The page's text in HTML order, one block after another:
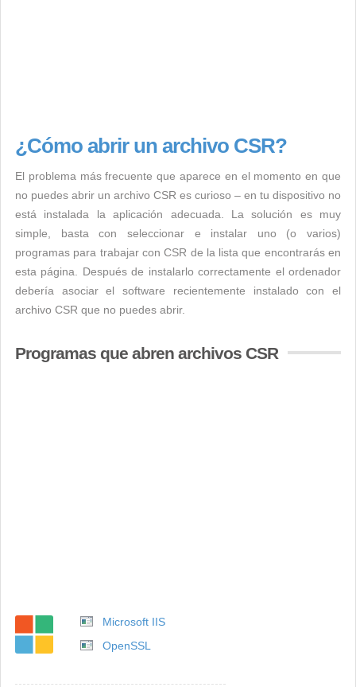
¿Cómo abrir un archivo CSR?
El problema más frecuente que aparece en el momento en que
no puedes abrir un archivo CSR es curioso – en tu dispositivo no
está instalada la aplicación adecuada. La solución es muy
simple, basta con seleccionar e instalar uno (o varios)
programas para trabajar con CSR de la lista que encontrarás en
esta página. Después de instalarlo correctamente el ordenador
debería asociar el software recientemente instalado con el
archivo CSR que no puedes abrir.
Programas que abren archivos CSR
Microsoft IIS
OpenSSL